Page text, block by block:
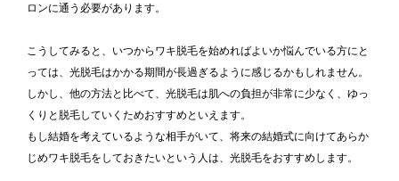
ロンに通う必要があります。
こうしてみると、いつからワキ脱毛を始めればよいか悩んでいる方にと
っては、光脱毛はかかる期間が長過ぎるように感じるかもしれません。
しかし、他の方法と比べて、光脱毛は肌への負担が非常に少なく、ゆっ
くりと脱毛していくためおすすめといえます。
もし結婚を考えているような相手がいて、将来の結婚式に向けてあらか
じめワキ脱毛をしておきたいという人は、光脱毛をおすすめします。